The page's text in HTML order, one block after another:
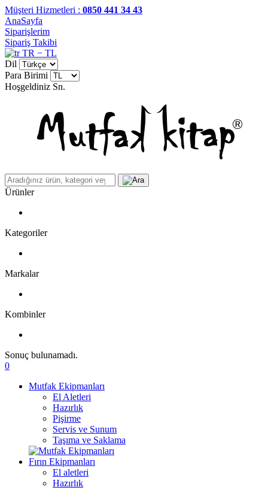
Müşteri Hizmetleri : 0850 441 34 43
AnaSayfa
Siparişlerim
Sipariş Takibi
TR − TL
Dil
Para Birimi
Hoşgeldiniz Sn.
Ürünler
Kategoriler
Markalar
Kombinler
Sonuç bulunamadı.
0
Mutfak Ekipmanları
El Aletleri
Hazırlık
Pişirme
Servis ve Sunum
Taşıma ve Saklama
Fırın Ekipmanları
El aletleri
Hazırlık